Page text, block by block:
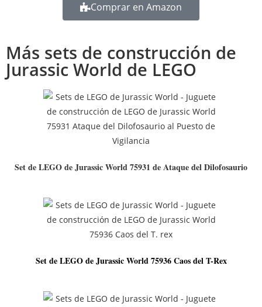
Comprar en Amazon
Más sets de construcción de
Jurassic World de LEGO
Set de LEGO de Jurassic World 75931 de Ataque del Dilofosaurio
Set de LEGO de Jurassic World 75936 Caos del T-Rex